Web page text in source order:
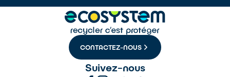
CONTACTEZ-NOUS
Suivez-nous